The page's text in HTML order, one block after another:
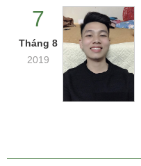
7
Tháng 8
2019